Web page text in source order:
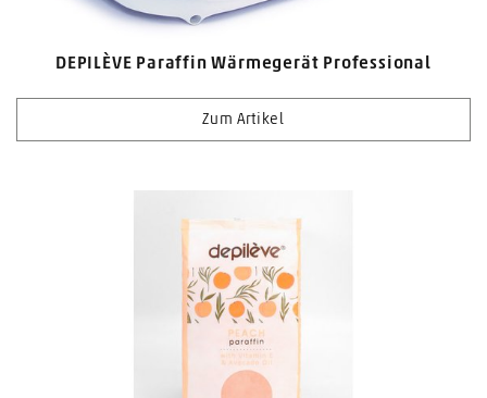
DEPILÈVE Paraffin Wärmegerät Professional
Zum Artikel